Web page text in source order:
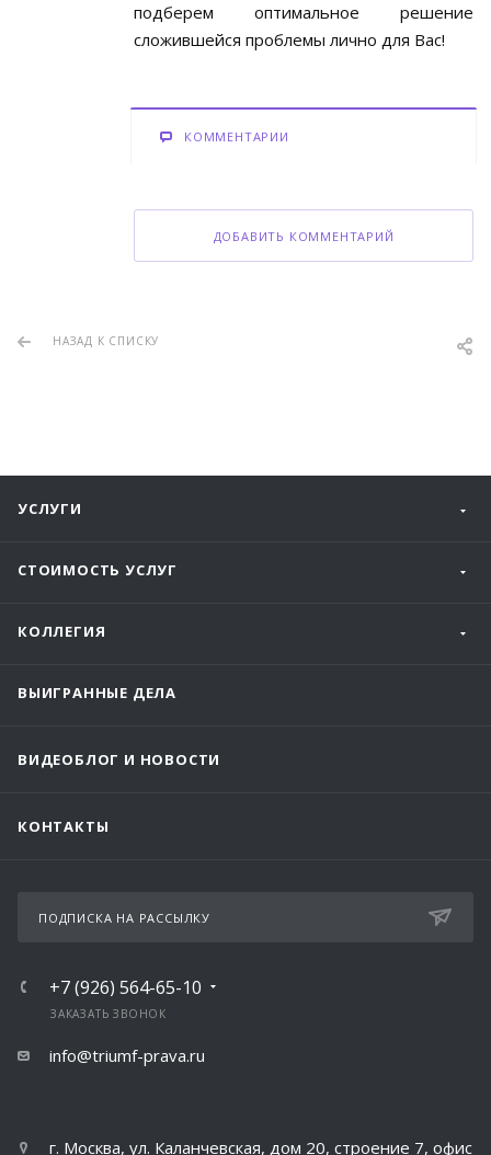
подберем оптимальное решение
сложившейся проблемы лично для Вас!
КОММЕНТАРИИ
ДОБАВИТЬ КОММЕНТАРИЙ
НАЗАД К СПИСКУ
УСЛУГИ
СТОИМОСТЬ УСЛУГ
КОЛЛЕГИЯ
ВЫИГРАННЫЕ ДЕЛА
ВИДЕОБЛОГ И НОВОСТИ
КОНТАКТЫ
ПОДПИСКА НА РАССЫЛКУ
+7 (926) 564-65-10
ЗАКАЗАТЬ ЗВОНОК
info@triumf-prava.ru
г. Москва, ул. Каланчевская, дом 20, строение 7, офис